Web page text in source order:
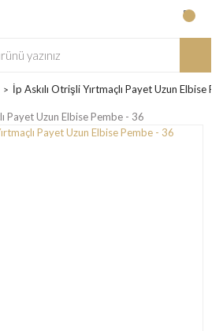
İp Askılı Otrişli Yırtmaçlı Payet Uzun Elbise